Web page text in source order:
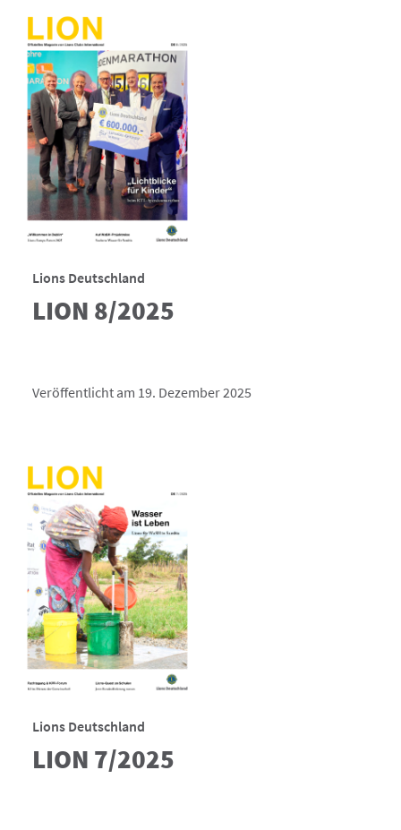
Lions Deutschland
LION 8/2025
Veröffentlicht am 19. Dezember 2025
Lions Deutschland
LION 7/2025